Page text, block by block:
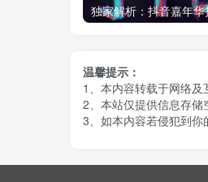
温馨提示：
1、本内容转载于网络及
2、本站仅提供信息存储
3、如本内容若侵犯到你